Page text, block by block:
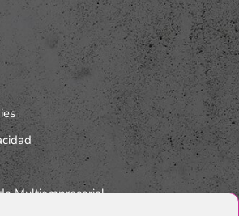
Multiempresarial